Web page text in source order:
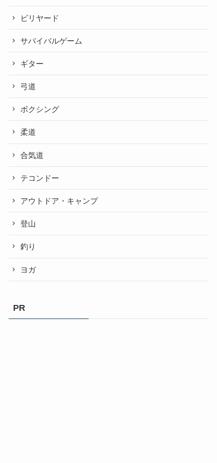
ビリヤード
サバイバルゲーム
ギター
弓道
ボクシング
柔道
合気道
テコンドー
アウトドア・キャンプ
登山
釣り
ヨガ
PR